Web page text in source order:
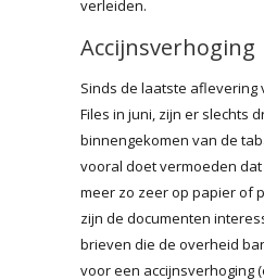
verleiden.
Accijnsverhoging
Sinds de laatste aflevering
Files in juni, zijn er slechts
binnengekomen van de
vooral doet vermoeden
meer zo zeer op papier of
zijn de documenten
brieven die de overheid
voor een accijnsverhoging